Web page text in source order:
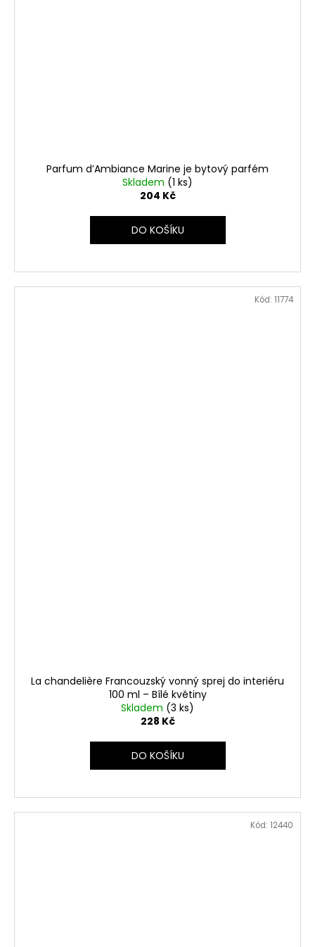
Parfum d’Ambiance Marine je bytový parfém
Skladem (1 ks)
204 Kč
DO KOŠÍKU
La chandelière Francouzský vonný sprej do interiéru
100 ml – Bílé květiny
Skladem (3 ks)
228 Kč
DO KOŠÍKU
Kód: 11774
Kód: 12440